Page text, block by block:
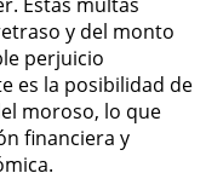
y del monto
perjuicio
es la posibilidad de
moroso, lo que
financiera y